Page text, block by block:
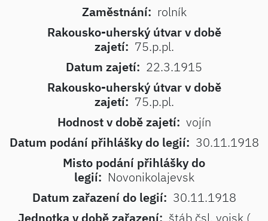
Zaměstnání: rolník
Rakousko-uherský útvar v době
zajetí: 75.p.pl.
Datum zajetí: 22.3.1915
Rakousko-uherský útvar v době
zajetí: 75.p.pl.
Hodnost v době zajetí: vojín
Datum podání přihlášky do legií: 30.11.1918
Misto podání přihlášky do
legií: Novonikolajevsk
Datum zařazení do legií: 30.11.1918
Jednotka v době zařazení: štáb čsl. vojsk (